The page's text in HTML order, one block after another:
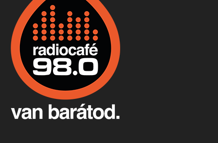
Apr 9, 2026 • 00:37:17
Fermentáljunk, a testünk meghálálja!
Apr 3, 2026 • 00:36:07